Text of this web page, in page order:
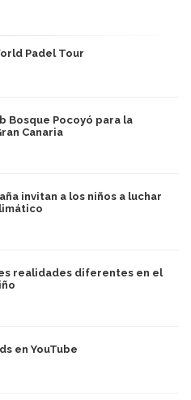
Padel Tour
Bosque Pocoyó para la
Canaria
invitan a los niños a luchar
realidades diferentes en el
en YouTube